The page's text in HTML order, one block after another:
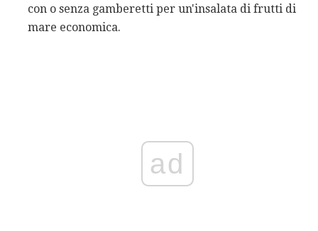
con o senza gamberetti per un'insalata di frutti di
mare economica.
ad